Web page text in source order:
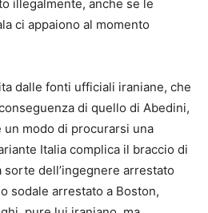
illegalmente, anche se le
ci appaiono al momento
dalle fonti ufficiali iraniane, che
di quello di Abedini,
modo di procurarsi una
Italia complica il braccio di
dell’ingegnere arrestato
sodale arrestato a Boston,